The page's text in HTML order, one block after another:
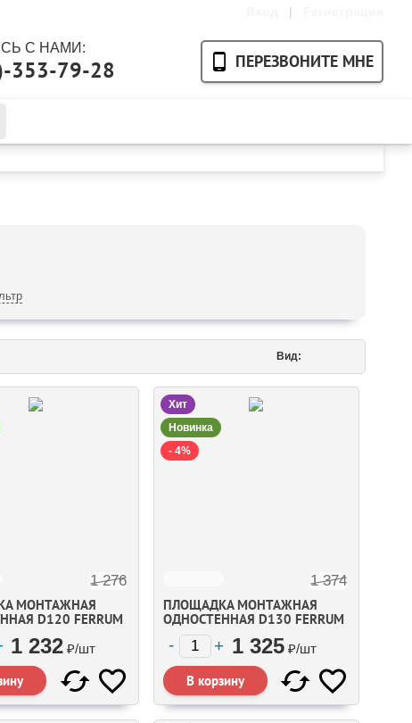
|
С НАМИ:
353-79-28 ПЕРЕЗВОНИТЕ МНЕ
Вид:
МОНТАЖНАЯ
D120 FERRUM
1 276
1 232 ₽/шт
Хит
Новинка
- 4%
ПЛОЩАДКА МОНТАЖНАЯ
ОДНОСТЕННАЯ D130 FERRUM
1 374
1 325 ₽/шт